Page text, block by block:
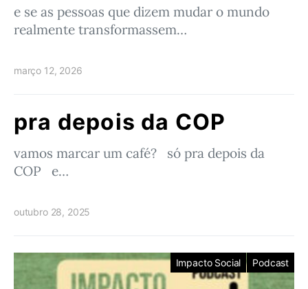
e se as pessoas que dizem mudar o mundo
realmente transformassem…
março 12, 2026
pra depois da COP
vamos marcar um café? só pra depois da
COP e…
outubro 28, 2025
Impacto Social Podcast